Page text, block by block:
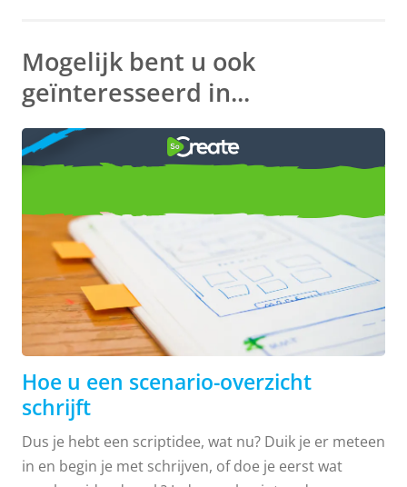
Mogelijk bent u ook
geïnteresseerd in...
HOE
Hoe u een scenario-overzicht
schrijft
Dus je hebt een scriptidee, wat nu? Duik je er meteen
in en begin je met schrijven, of doe je eerst wat